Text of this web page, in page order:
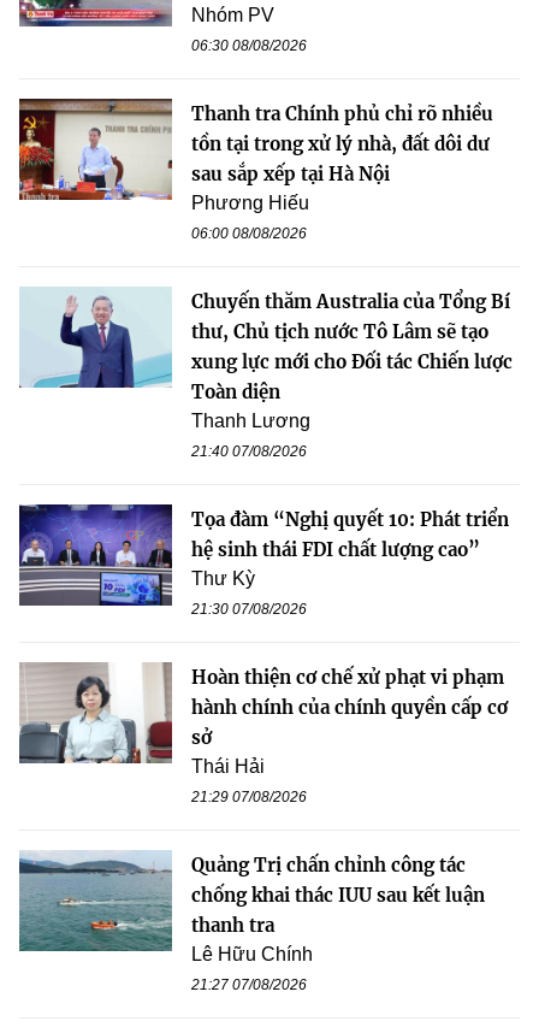
Nhóm PV
06:30 08/08/2026
Thanh tra Chính phủ chỉ rõ nhiều
tồn tại trong xử lý nhà, đất dôi dư
sau sắp xếp tại Hà Nội
Phương Hiếu
06:00 08/08/2026
Chuyến thăm Australia của Tổng Bí
thư, Chủ tịch nước Tô Lâm sẽ tạo
xung lực mới cho Đối tác Chiến lược
Toàn diện
Thanh Lương
21:40 07/08/2026
Tọa đàm “Nghị quyết 10: Phát triển
hệ sinh thái FDI chất lượng cao”
Thư Kỳ
21:30 07/08/2026
Hoàn thiện cơ chế xử phạt vi phạm
hành chính của chính quyền cấp cơ
sở
Thái Hải
21:29 07/08/2026
Quảng Trị chấn chỉnh công tác
chống khai thác IUU sau kết luận
thanh tra
Lê Hữu Chính
21:27 07/08/2026